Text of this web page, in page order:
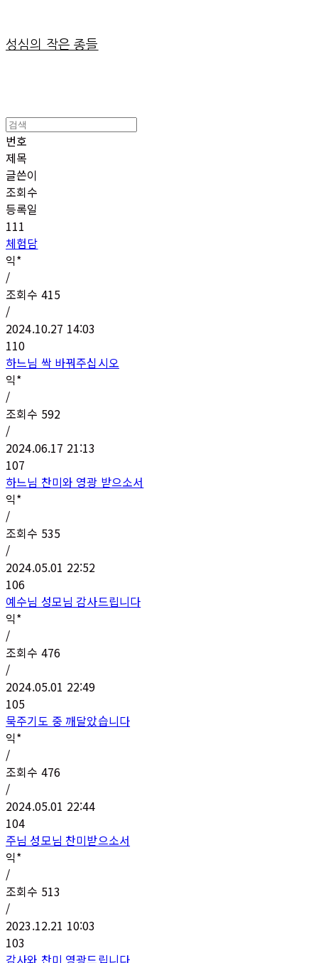
성심의 작은 종들
번호
제목
글쓴이
조회수
등록일
111
체험담
익*
/
조회수 415
/
2024.10.27 14:03
110
하느님 싹 바꿔주십시오
익*
/
조회수 592
/
2024.06.17 21:13
107
하느님 찬미와 영광 받으소서
익*
/
조회수 535
/
2024.05.01 22:52
106
예수님 성모님 감사드립니다
익*
/
조회수 476
/
2024.05.01 22:49
105
묵주기도 중 깨달았습니다
익*
/
조회수 476
/
2024.05.01 22:44
104
주님 성모님 찬미받으소서
익*
/
조회수 513
/
2023.12.21 10:03
103
감사와 찬미 영광드립니다